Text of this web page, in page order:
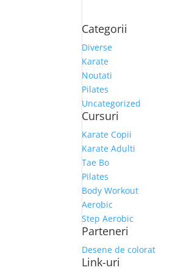
Categorii
Diverse
Karate
Noutati
Pilates
Uncategorized
Cursuri
Karate Copii
Karate Adulti
Tae Bo
Pilates
Body Workout
Aerobic
Step Aerobic
Parteneri
Desene de colorat
Link-uri